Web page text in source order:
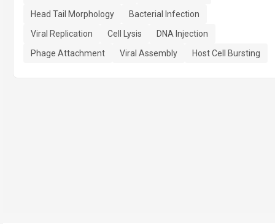
Head Tail Morphology
Bacterial Infection
Viral Replication
Cell Lysis
DNA Injection
Phage Attachment
Viral Assembly Host Cell Bursting